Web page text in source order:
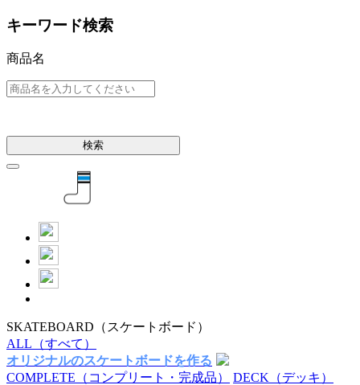
キーワード検索
商品名
検索
SKATEBOARD （スケートボード）
ALL （すべて）
オリジナルのスケートボードを作る
COMPLETE （コンプリート・完成品） DECK （デッキ）